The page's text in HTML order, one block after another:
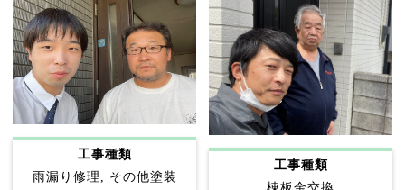
工事種類
雨漏り修理, その他塗装
工事種類